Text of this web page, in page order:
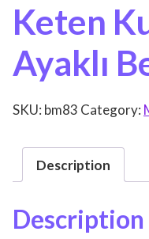
Keten
Ayaklı
SKU: bm83 Category:
Description
Description